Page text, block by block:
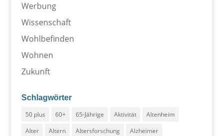
Werbung
Wissenschaft
Wohlbefinden
Wohnen
Zukunft
Schlagwörter
50 plus
60+ 65-Jährige Aktivität
Altenheim
Alter
Altern Altersforschung
Alzheimer